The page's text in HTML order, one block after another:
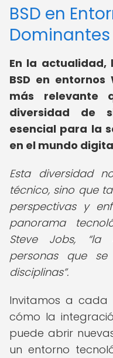
BSD en
Dominantes
En la actualidad,
BSD en
más relevante
diversidad de
esencial para la
en el mundo
Esta diversidad
técnico, sino que
perspectivas y
panorama
Steve Jobs,
la
personas que
disciplinas .
Invitamos a cada
cómo la
puede abrir
un entorno